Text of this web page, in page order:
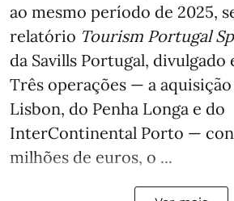
ao mesmo período de 2025,
relatório Tourism Portugal
da Savills Portugal,
Três operações — a
Lisbon, do Penha Longa e do
InterContinental Porto —
milhões de euros, o ...